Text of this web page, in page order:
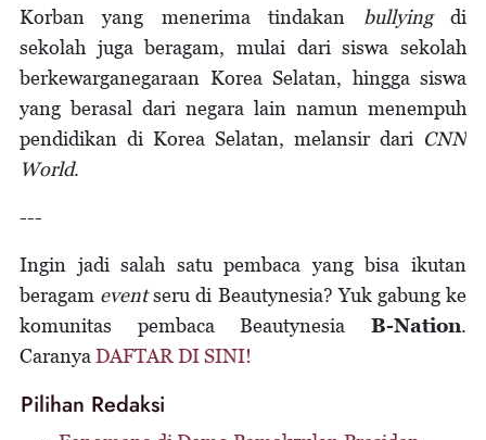
Korban yang menerima tindakan bullyingdi
sekolah juga beragam, mulai dari siswa sekolah
berkewarganegaraan Korea Selatan, hingga siswa
yang berasal dari negara lain namun menempuh
pendidikan di Korea Selatan, melansir dari CNN
World.
---
Ingin jadi salah satu pembaca yang bisa ikutan
beragam eventseru di Beautynesia? Yuk gabung ke
komunitas pembaca Beautynesia B-Nation.
Caranya DAFTAR DI SINI!
Pilihan Redaksi